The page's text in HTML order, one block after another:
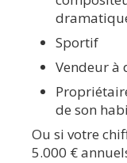
Sportif
Vendeur à
de son
Ou si votre
5.000 €